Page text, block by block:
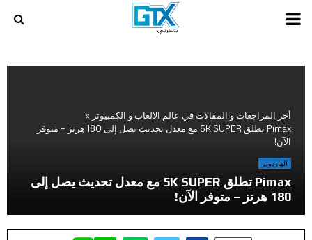
PRIMARY
أخر المراجعات و المقالات في عالم الالعاب و الكمبيوتر »
Pimax تطلق 5K SUPER مع معدل تحديث يصل إلى 180 هرتز – متوفر
الآن!
الهاردوير
Pimax تطلق 5K SUPER مع معدل تحديث يصل إلى
180 هرتز – متوفر الآن!